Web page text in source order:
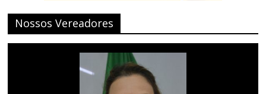
Nossos Vereadores